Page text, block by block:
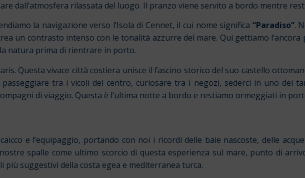
dall’atmosfera rilassata del luogo. Il pranzo viene servito a bordo mentre
la navigazione verso l’Isola di Cennet, il cui nome significa “Paradiso”.
un contrasto intenso con le tonalità azzurre del mare. Qui gettiamo
natura prima di rientrare in porto.
Questa vivace città costiera unisce il fascino storico del suo castello
passeggiare tra i vicoli del centro, curiosare tra i negozi, sederci in uno dei
di viaggio. Questa è l’ultima notte a bordo e restiamo ormeggiati in
e l’equipaggio, portando con noi i ricordi delle baie nascoste, delle
spalle come ultimo scorcio di questa esperienza sul mare, punto di
più suggestivi della costa egea e mediterranea turca.